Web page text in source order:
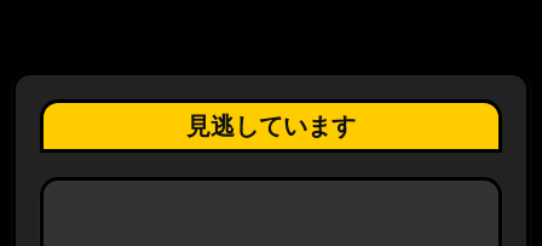
見逃しています